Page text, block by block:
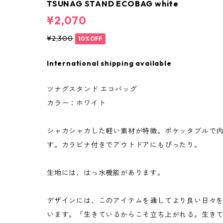
TSUNAG STAND ECOBAG white
¥2,070
¥2,300 10%OFF
International shipping available
ツナグスタンド エコバッグ
カラー：ホワイト
シャカシャカした軽い素材が特徴。ポケッタブルで
す。カラビナ付きでアウトドアにもぴったり。
生地には、はっ水機能があります。
デザインには、このアイテムを通してより良い日々
います。「生きているからこそ立ち上がれる。生き